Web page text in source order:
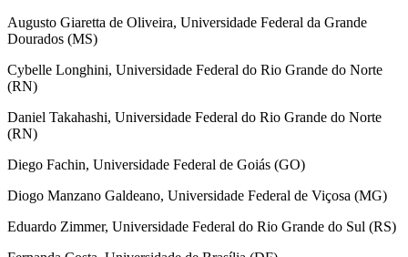
Augusto Giaretta de Oliveira, Universidade Federal da Grande
Dourados (MS)
Cybelle Longhini, Universidade Federal do Rio Grande do Norte
(RN)
Daniel Takahashi, Universidade Federal do Rio Grande do Norte
(RN)
Diego Fachin, Universidade Federal de Goiás (GO)
Diogo Manzano Galdeano, Universidade Federal de Viçosa (MG)
Eduardo Zimmer, Universidade Federal do Rio Grande do Sul (RS)